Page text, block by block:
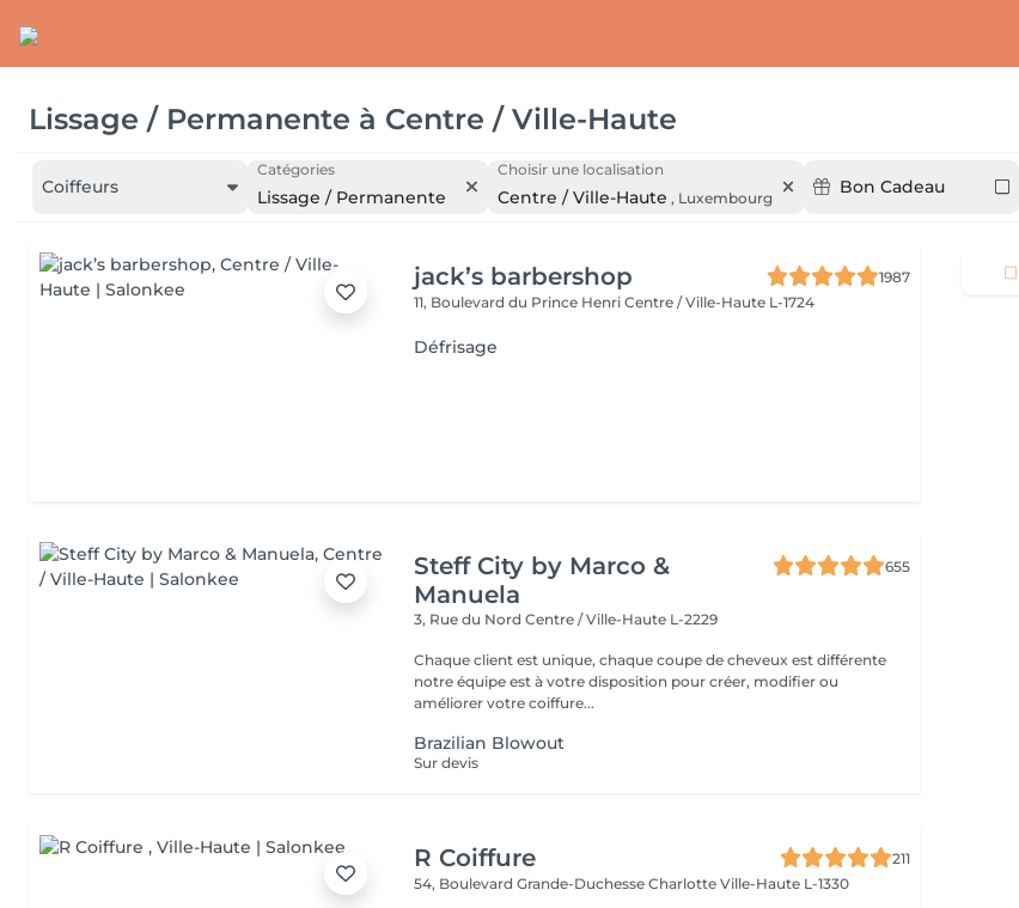
Lissage / Permanente à Centre / Ville-Haute
Coiffeurs
Catégories
Lissage / Permanente
Choisir une localisation
Centre / Ville-Haute , Luxembourg
Bon Cadeau
jack’s barbershop
1987
11, Boulevard du Prince HenriCentre / Ville-Haute L-1724
Défrisage
Steff City by Marco &
Manuela
655
3, Rue du NordCentre / Ville-Haute L-2229
Chaque client est unique, chaque coupe de cheveux est différente
notre équipe est à votre disposition pour créer, modifier ou
améliorer votre coiffure...
Brazilian Blowout
Sur devis
R Coiffure
211
54, Boulevard Grande-Duchesse CharlotteVille-Haute L-1330